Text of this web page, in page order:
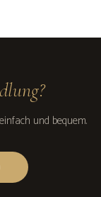
und bequem.